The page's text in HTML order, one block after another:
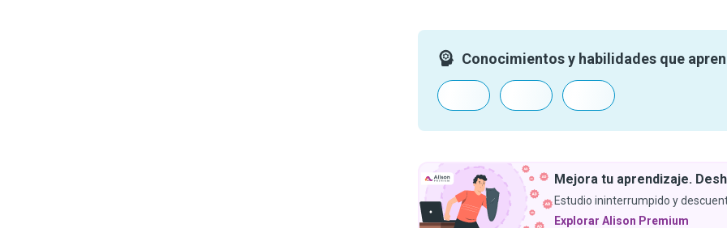
Conocimientos y habilidades que
Mejora tu aprendizaje.
Estudio ininterrumpido y
Explorar Alison Premium